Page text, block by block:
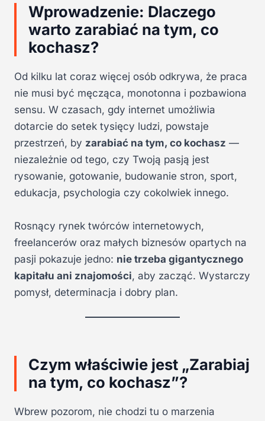
Wprowadzenie: Dlaczego
warto zarabiać na tym, co
kochasz?
Od kilku lat coraz więcej osób odkrywa, że praca
nie musi być męcząca, monotonna i pozbawiona
sensu. W czasach, gdy internet umożliwia
dotarcie do setek tysięcy ludzi, powstaje
przestrzeń, by zarabiać na tym, co kochasz —
niezależnie od tego, czy Twoją pasją jest
rysowanie, gotowanie, budowanie stron, sport,
edukacja, psychologia czy cokolwiek innego.
Rosnący rynek twórców internetowych,
freelancerów oraz małych biznesów opartych na
pasji pokazuje jedno: nie trzeba gigantycznego
kapitału ani znajomości, aby zacząć. Wystarczy
pomysł, determinacja i dobry plan.
Czym właściwie jest „Zarabiaj
na tym, co kochasz”?
Wbrew pozorom, nie chodzi tu o marzenia